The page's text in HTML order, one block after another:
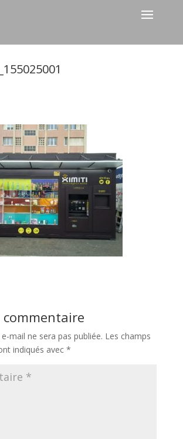
commentaire
mail ne sera pas publiée. Les champs
indiqués avec *